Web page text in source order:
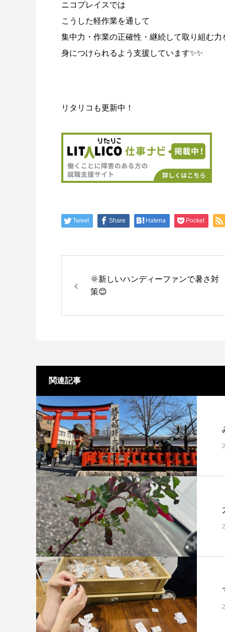
ニコプレイスでは
こうした軽作業を通して
集中力・作業の正確性・継続して取り組む力
身につけられるよう支援しています✨✨
リタリコも更新中！
Tweet Share Hatena Pocket
🌞新しいハンディーファンで暑さ対
策😊
関連記事